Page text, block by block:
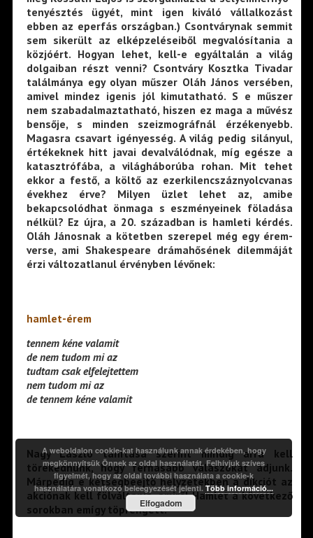
tenyésztés ügyét, mint igen kiváló vállalkozást
ebben az eperfás országban.) Csontvárynak semmit
sem sikerült az elképzeléseiből megvalósítania a
közjóért. Hogyan lehet, kell-e egyáltalán a világ
dolgaiban részt venni? Csontváry Kosztka Tivadar
találmánya egy olyan műszer Oláh János versében,
amivel mindez igenis jól kimutatható. S e műszer
nem szabadalmaztatható, hiszen ez maga a művész
bensője, s minden szeizmográfnál érzékenyebb.
Magasra csavart igényesség. A világ pedig silányul,
értékeknek hitt javai devalválódnak, míg egésze a
katasztrófába, a világháborúba rohan. Mit tehet
ekkor a festő, a költő az ezerkilencszáznyolcvanas
évekhez érve? Milyen üzlet lehet az, amibe
bekapcsolódhat önmaga s eszményeinek föladása
nélkül? Ez újra, a 20. században is hamleti kérdés.
Oláh Jánosnak a kötetben szerepel még egy érem-
verse, ami Shakespeare drámahősének dilemmáját
érzi változatlanul érvényben lévőnek:
hamlet-érem
tennem kéne valamit
de nem tudom mi az
tudtam csak elfelejtettem
nem tudom mi az
de tennem kéne valamit
Nagy László tanítása szerint mindig arra kell
törekednünk, hogy férfiasabb válaszokat adjunk.
Márpedig e kétségbeejtő helyzetekben a dikciót az
akciónak kell fölváltania, amiről Hamlet a következő
sorokban emígy töprengett:
A weboldalon cookie-kat használunk annak érdekében, hogy
megkönnyítsük Önnek az oldal használatát. Felhívjuk szíves
figyelmét, hogy az oldal további használata a cookie-k
használatára vonatkozó beleegyezését jelenti.Több információ...
Elfogadom